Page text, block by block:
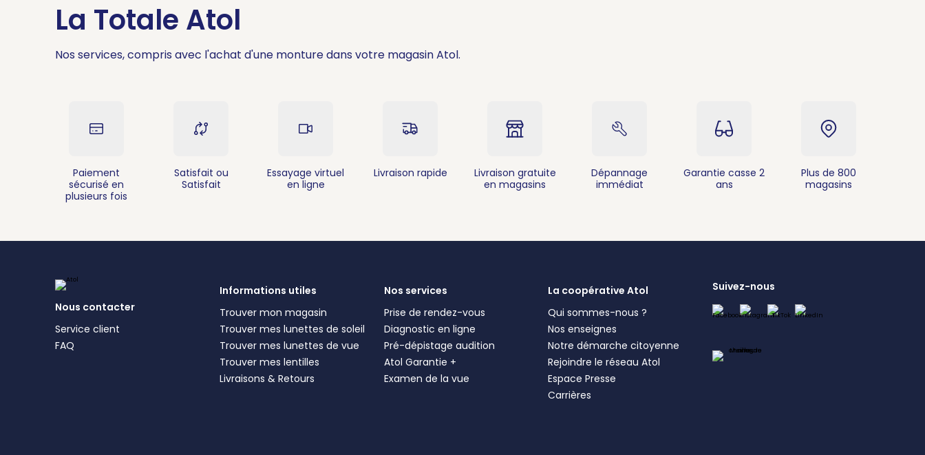
La Totale Atol
Nos services, compris avec l'achat d'une monture dans votre magasin Atol.
Paiement
sécurisé en
plusieurs fois
Satisfait ou
Satisfait
Essayage virtuel
en ligne
Livraison rapide
Livraison gratuite
en magasins
Dépannage
immédiat
Garantie casse 2
ans
Plus de 800
magasins
Nous contacter
Service client
FAQ
Informations utiles
Trouver mon magasin
Trouver mes lunettes de soleil
Trouver mes lunettes de vue
Trouver mes lentilles
Livraisons & Retours
Nos services
Prise de rendez-vous
Diagnostic en ligne
Pré-dépistage audition
Atol Garantie +
Examen de la vue
La coopérative Atol
Qui sommes-nous ?
Nos enseignes
Notre démarche citoyenne
Rejoindre le réseau Atol
Espace Presse
Carrières
Suivez-nous